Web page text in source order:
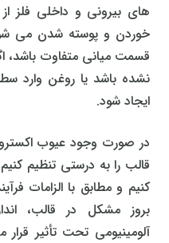
های بیرونی و داخلی فلز
خوردن و پوسته شدن می
قسمت میانی متفاوت باشد،
نشده باشد یا روغن وارد
ایجاد شود.
در صورت وجود عیوب
قالب را به درستی تنظیم
کنیم و مطابق با الزامات
بروز مشکل در قالب،
آلومینیومی تحت تأثیر